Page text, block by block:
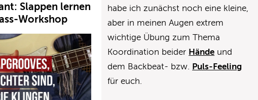
Slappen lernen
Workshop
habe ich zunächst noch eine kleine,
aber in meinen Augen extrem
wichtige Übung zum Thema
Koordination beider Hände und
dem Backbeat- bzw. Puls-Feeling
für euch.